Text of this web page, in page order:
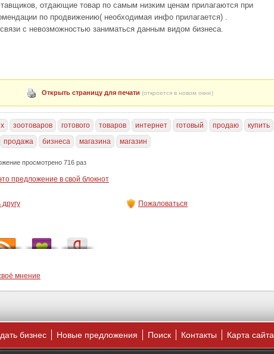
отдающие товар по самым низким ценам прилагаются при
по продвижению( необходимая инфо прилагается) .
с невозможностью заниматься данным видом бизнеса.
Открыть страницу для печати (откроется в новом окне)
зоотоваров готового товаров интернет готовый продаю
купить
продажа бизнеса магазина магазин
просмотрено 716 раз
предложение в свой блокнот
Пожаловаться
мнение
бизнес Новые предложения Поиск Контакты Карта сайта